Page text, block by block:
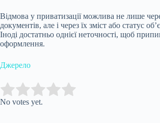
Відмова у приватизації можлива не лише
документів, але і через їх зміст або статус
Іноді достатньо однієї неточності, щоб
оформлення.
Джерело
Rate this item:
No votes yet.